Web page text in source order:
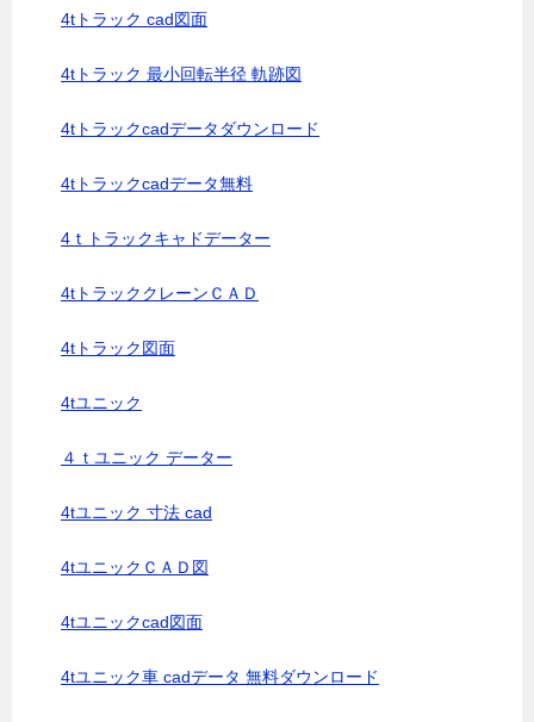
4tトラック cad図面
4tトラック 最小回転半径 軌跡図
4tトラックcadデータダウンロード
4tトラックcadデータ無料
4ｔトラックキャドデーター
4tトラッククレーンＣＡＤ
4tトラック図面
4tユニック
４ｔユニック データー
4tユニック 寸法 cad
4tユニックＣＡＤ図
4tユニックcad図面
4tユニック車 cadデータ 無料ダウンロード